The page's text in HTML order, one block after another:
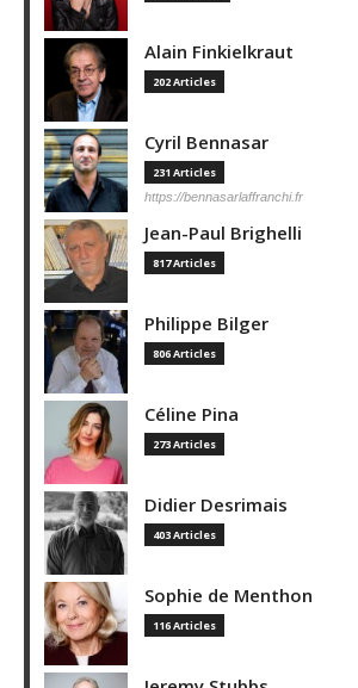
Alain Finkielkraut
202 Articles
Cyril Bennasar
231 Articles
https://bennasarlaffranchi.fr
Jean-Paul Brighelli
817 Articles
Philippe Bilger
806 Articles
Céline Pina
273 Articles
Didier Desrimais
403 Articles
Sophie de Menthon
116 Articles